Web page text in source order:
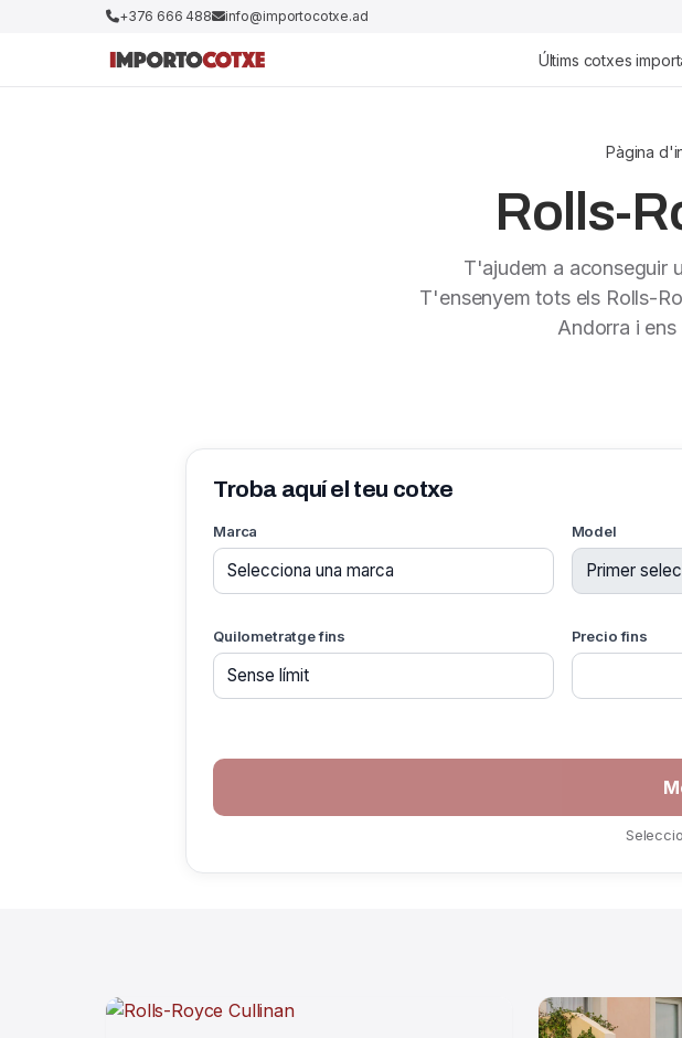
+376 666 488 info@importocotxe.ad
Últims cotxes
Pàgina
Rolls-
T'ajudem a aconseguir
T'ensenyem tots els Rolls-
Andorra i
Troba aquí el teu cotxe
Marca Model
Quilometratge fins Precio fins